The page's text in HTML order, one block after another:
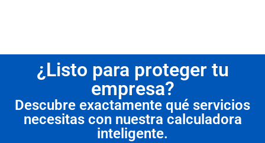
¿Listo para proteger tu
empresa?
Descubre exactamente qué servicios
necesitas con nuestra calculadora
inteligente.